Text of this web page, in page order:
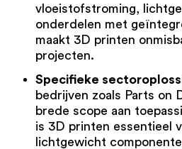
vloeistofstroming,
onderdelen met
maakt 3D printen
projecten.
Specifieke
bedrijven zoals Parts on
brede scope aan
is 3D printen essentieel
lichtgewicht